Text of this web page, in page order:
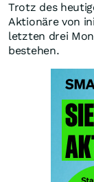
Trotz des
Aktionäre von
letzten drei
bestehen.